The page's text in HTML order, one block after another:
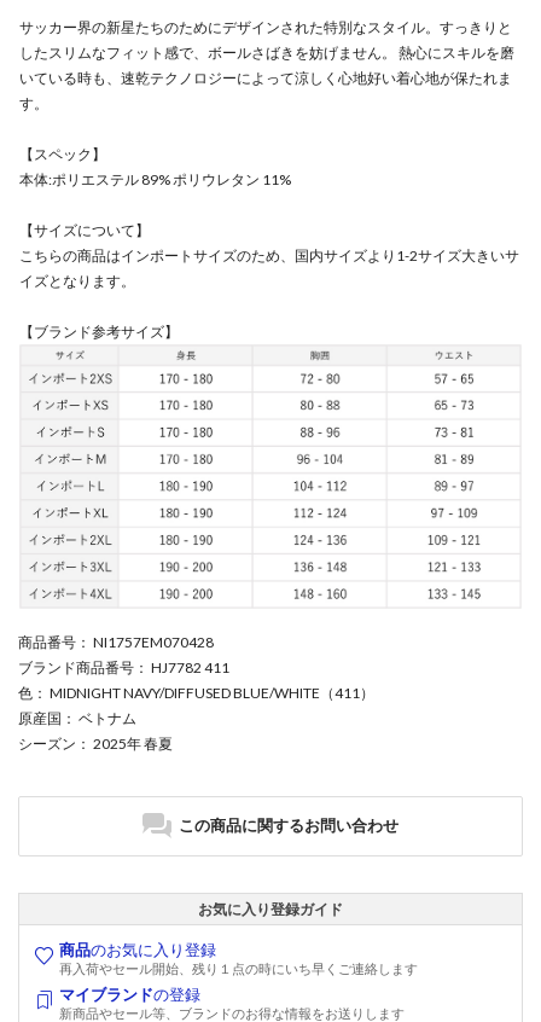
サッカー界の新星たちのためにデザインされた特別なスタイル。すっきりと
したスリムなフィット感で、ボールさばきを妨げません。 熱心にスキルを磨
いている時も、速乾テクノロジーによって涼しく心地好い着心地が保たれま
す。
【スペック】
本体:ポリエステル 89% ポリウレタン 11%
【サイズについて】
こちらの商品はインポートサイズのため、国内サイズより1-2サイズ大きいサ
イズとなります。
【ブランド参考サイズ】
商品番号 ： NI1757EM070428
ブランド商品番号 ： HJ7782 411
色 ： MIDNIGHT NAVY/DIFFUSED BLUE/WHITE（411）
原産国 ： ベトナム
シーズン ： 2025年 春夏
この商品に関するお問い合わせ
お気に入り登録ガイド
商品のお気に入り登録
再入荷やセール開始、残り１点の時にいち早くご連絡します
マイブランドの登録
新商品やセール等、ブランドのお得な情報をお送りします